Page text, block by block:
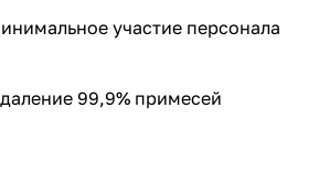
участие персонала
99,9% примесей